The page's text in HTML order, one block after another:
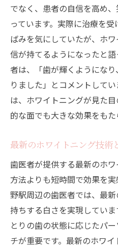
でなく、患者の自信を高め
っています。実際に治療を
ばみを気にしていたが、ホ
信が持てるようになったと
者は、「歯が輝くようにな
りました」とコメントして
は、ホワイトニングが見た
的な面でも大きな効果をもた
最新のホワイトニング技術
歯医者が提供する最新のホ
方法よりも短時間で効果を
野駅周辺の歯医者では、最
持ちする白さを実現してい
とりの歯の状態に応じたパ
チが重要です。最新のホワ